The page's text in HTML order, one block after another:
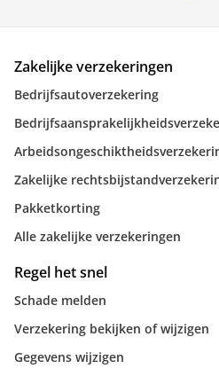
Zakelijke verzekeringen
Bedrijfsautoverzekering
Zakelijke
Pakketkorting
Alle zakelijke verzekeringen
Regel het snel
Schade melden
Verzekering bekijken of wijzigen
Gegevens wijzigen